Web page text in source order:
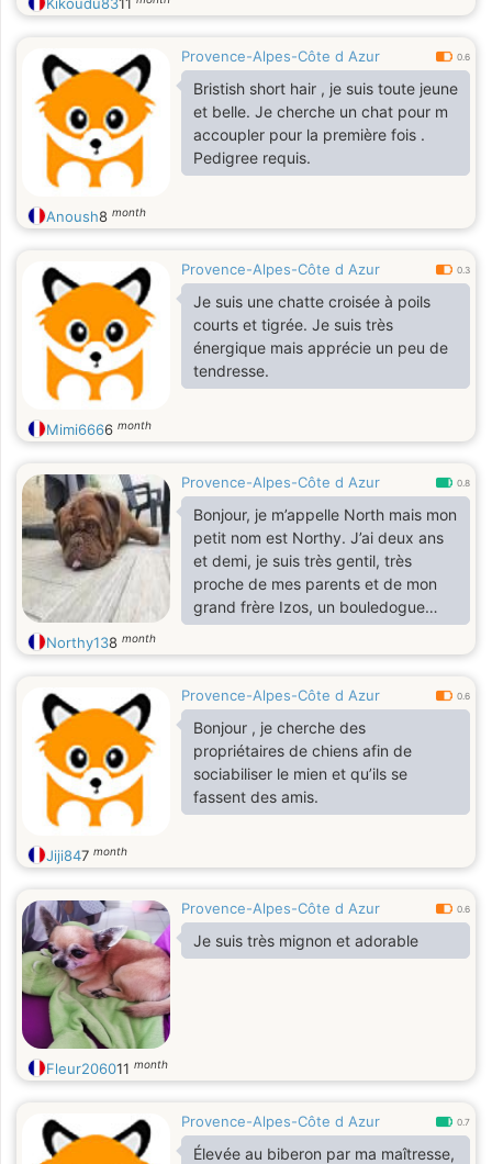
Provence-Alpes-Côte d Azur 0.6
Bristish short hair , je suis toute jeune
et belle. Je cherche un chat pour m
accoupler pour la première fois .
Pedigree requis.
Anoush8 month
Provence-Alpes-Côte d Azur 0.3
Je suis une chatte croisée à poils
courts et tigrée. Je suis très
énergique mais apprécie un peu de
tendresse.
Mimi6666 month
Provence-Alpes-Côte d Azur 0.8
Bonjour, je m’appelle North mais mon
petit nom est Northy. J’ai deux ans
et demi, je suis très gentil, très
proche de mes parents et de mon
grand frère Izos, un bouledogue
français. Un peu timide avec les
inconnus mais pas méchant ou
compagne pour découvrir les joies
de la vie car, pour être honnête avec
vous, ça me travaille un peu en ce
moment ???? C’est certainement
l’adolescence qui veut ça. J’ai une
belle gueule, sportif, j’adore les
Northy138 month
Provence-Alpes-Côte d Azur 0.6
Bonjour , je cherche des
propriétaires de chiens afin de
sociabiliser le mien et qu’ils se
fassent des amis.
Jiji847 month
Provence-Alpes-Côte d Azur 0.6
Je suis très mignon et adorable
Fleur206011 month
Provence-Alpes-Côte d Azur 0.7
Élevée au biberon par ma maîtresse,